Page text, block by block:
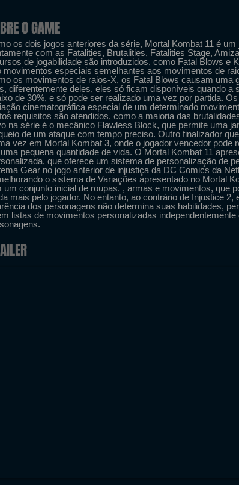
O GAME
os dois jogos anteriores da série, Mortal Kombat 11 é um
com as Fatalities, Brutalities, Fatalities Stage,
de jogabilidade são introduzidos, como Fatal Blows e
movimentos especiais semelhantes aos movimentos de
os movimentos de raios-X, os Fatal Blows causam uma
diferentemente deles, eles só ficam disponíveis quando a
de 30%, e só pode ser realizado uma vez por partida.
cinematográfica especial de um determinado
requisitos são atendidos, como a maioria das
na série é o mecânico Flawless Block, que permite uma
de um ataque com tempo preciso. Outro finalizador
vez em Mortal Kombat 3, onde o jogador vencedor pode
pequena quantidade de vida. O Mortal Kombat 11
que oferece um sistema de personalização de
Gear no jogo anterior de injustiça da DC Comics da
o sistema de Variações apresentado no Mortal
um conjunto inicial de roupas. , armas e movimentos, que
mais pelo jogador. No entanto, ao contrário de Injustice 2,
dos personagens não determina suas habilidades,
listas de movimentos personalizadas independentemente